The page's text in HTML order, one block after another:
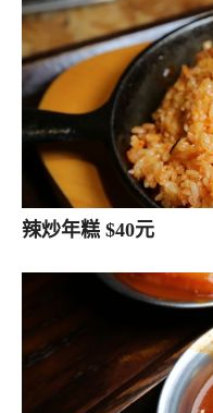
辣炒年糕 $40元